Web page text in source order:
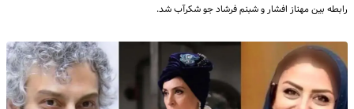
رابطه بین مهناز افشار و شبنم فرشاد جو شکرآب شد.